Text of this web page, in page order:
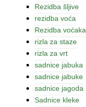
Rezidba šljive
rezidba voća
Rezidba voćaka
rizla za staze
rizla za vrt
sadnice jabuka
sadnice jabuke
sadnice jagoda
Sadnice kleke